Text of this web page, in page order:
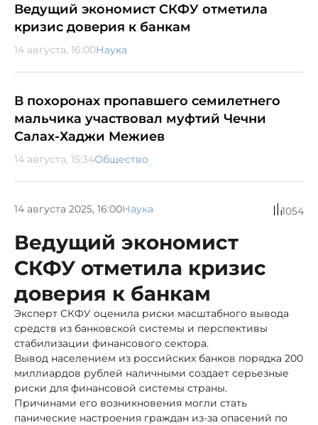
Ведущий экономист СКФУ отметила
кризис доверия к банкам
14 августа, 16:00Наука
В похоронах пропавшего семилетнего
мальчика участвовал муфтий Чечни
Салах-Хаджи Межиев
14 августа, 15:34Общество
14 августа 2025, 16:00Наука 1054
Ведущий экономист
СКФУ отметила кризис
доверия к банкам
Эксперт СКФУ оценила риски масштабного вывода
средств из банковской системы и перспективы
стабилизации финансового сектора.
Вывод населением из российских банков порядка 200
миллиардов рублей наличными создает серьезные
риски для финансовой системы страны.
Причинами его возникновения могли стать
панические настроения граждан из-за опасений по